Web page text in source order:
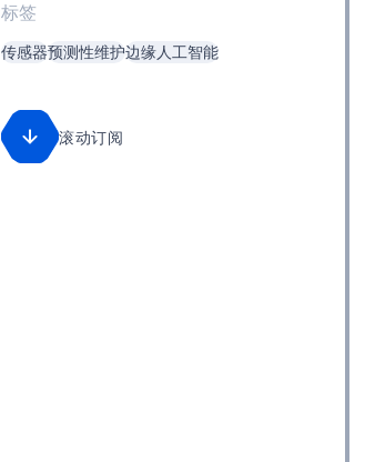
标签
传感器预测性维护边缘人工智能
滚动订阅